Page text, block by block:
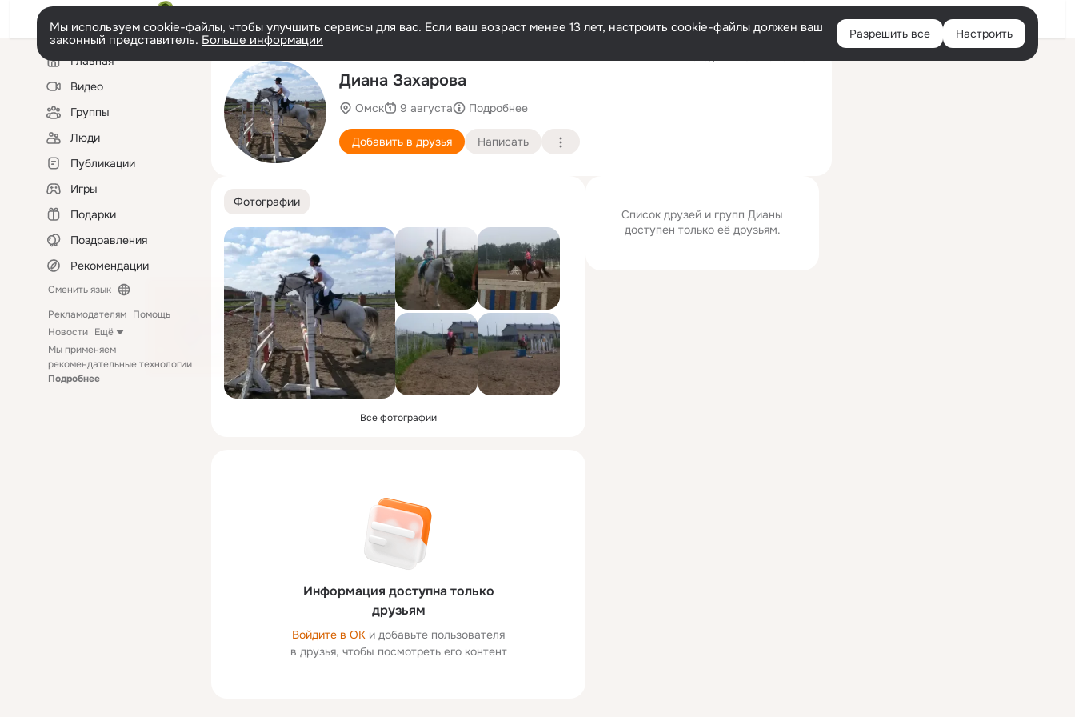
Войти
Мы используем cookie-файлы, чтобы улучшить сервисы для вас. Если ваш возраст менее 13 лет, настроить cookie-файлы должен ваш
законный представитель. Больше информации Разрешить все Настроить
Левая
колонкаГлавная
Видео
Группы
Люди
Публикации
Игры
Подарки
Поздравления
Рекомендации
Сменить язык
Рекламодателям Помощь
Новости Ещё
Мы применяем
рекомендательные технологии
Подробнее
Диана Захарова
Омск 9 августа Подробнее
Добавить в друзья Написать
Фотографии
Все фотографии
Информация доступна только
друзьям
Войдите в ОК и добавьте пользователя
в друзья, чтобы посмотреть его контент
Список друзей и групп Дианы
доступен только её друзьям.